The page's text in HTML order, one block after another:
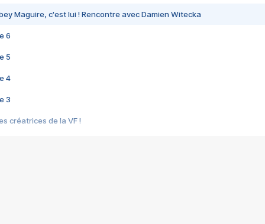
Maguire, c'est lui ! Rencontre avec Damien Witecka
6
5
4
3
créatrices de la VF !